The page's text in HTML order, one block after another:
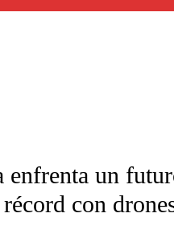
NOTIFICATIONS ABOUT NEW PAGES
enfrenta un
con